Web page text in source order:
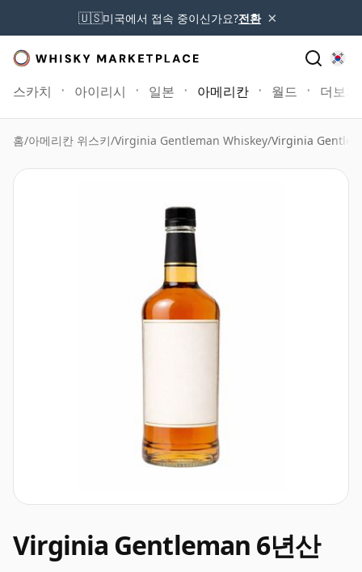
🇺🇸미국에서 접속 중이신가요?전환 ×
스카치 아이리시 일본 아메리칸 월드 더보기
홈/아메리칸 위스키/Virginia Gentleman Whiskey/Virginia
Virginia Gentleman 6년산